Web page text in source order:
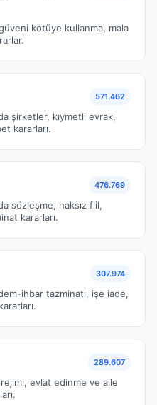
güveni kötüye kullanma, mala
571.462
şirketler, kıymetli evrak,
kararları.
476.769
sözleşme, haksız fiil,
kararları.
307.974
ihbar tazminatı, işe iade,
289.607
evlat edinme ve aile